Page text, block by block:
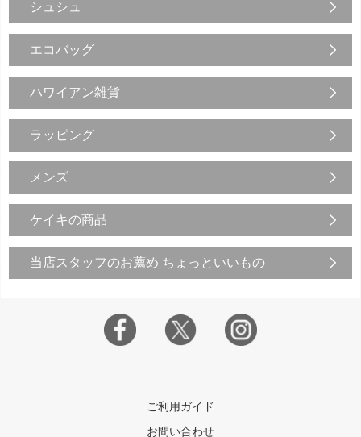
シュシュ
エコバッグ
ハワイアン雑貨
ラッピング
メンズ
ケイキの商品
当店スタッフのお薦め ちょっといいもの
ご利用ガイド
お問い合わせ